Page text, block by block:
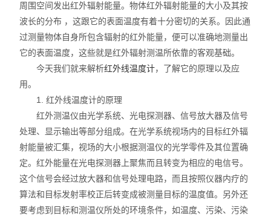
防静电产品
日本TOHNICHI
美国OKi metcal
DAB无刷电动螺丝刀
电、气动工具
周围空间发出红外辐射能量。物体红外辐射能量的大小及其按
波长的分布 ，这跟它的表面温度有着十分密切的关系。因此通
过测量物体自身所包含辐射的红外能量，便可以准确地测量出
它的表面温度，这些就是红外辐射测温所依靠的客观基础。
今天我们就来解析红外线温度计，了解它的原理以及应
用。
1. 红外线温度计的原理
红外测温仪由光学系统、光电探测器、信号放大器及信号
处理、显示输出等部分组成。在光学系统视场内的目标红外辐
射能量被汇集，视场的大小根据测温仪的光学零件及其位置确
定。红外能量在光电探测器上聚焦而且转变为相应的电信号。
这个信号会经过放大器和信号处理电路，而且按照仪器内疗的
算法和目标发射率校正后转变成被测量目标的温度值。另外还
要考虑到目标和测温仪所处的环境条件，如温度、污染、污染